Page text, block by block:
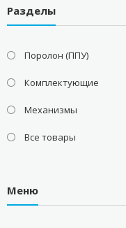
Разделы
Поролон (ППУ)
Комплектующие
Механизмы
Все товары
Меню